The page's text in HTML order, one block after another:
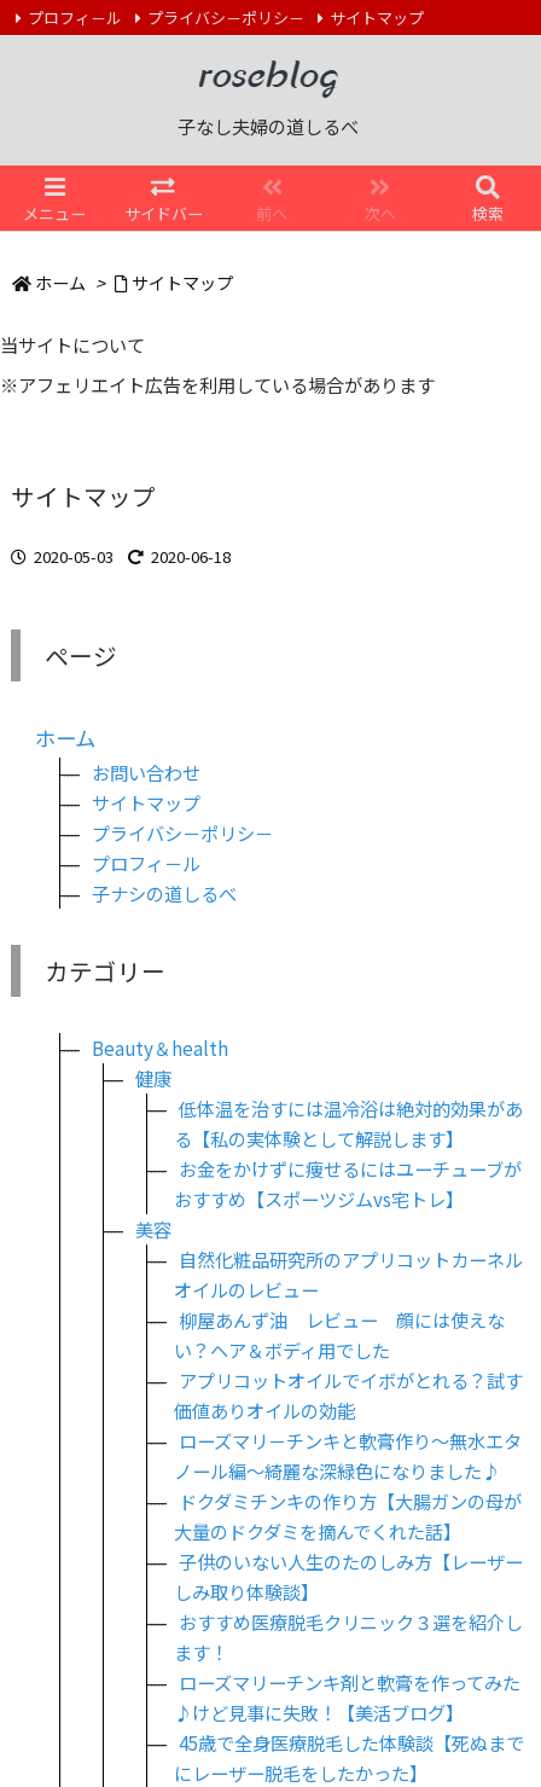
子なし夫婦の道しるべ
メニュー サイドバー 前へ 次へ 検索
プロフィ－ル プライバシ－ポリシ－
サイトマップ
ホーム > サイトマップ
当サイトについて
※アフェリエイト広告を利用している場合があります
サイトマップ
2020-05-03 2020-06-18
ページ
ホーム
お問い合わせ
サイトマップ
プライバシ－ポリシ－
プロフィ－ル
子ナシの道しるべ
カテゴリー
Beauty＆health
健康
低体温を治すには温冷浴は絶対的効果があ
る【私の実体験として解説します】
お金をかけずに痩せるにはユーチューブが
おすすめ【スポーツジムvs宅トレ】
美容
自然化粧品研究所のアプリコットカーネル
オイルのレビュー
柳屋あんず油 レビュー 顔には使えな
い？ヘア＆ボディ用でした
アプリコットオイルでイボがとれる？試す
価値ありオイルの効能
ローズマリ－チンキと軟膏作り～無水エタ
ノール編～綺麗な深緑色になりました♪
ドクダミチンキの作り方【大腸ガンの母が
大量のドクダミを摘んでくれた話】
子供のいない人生のたのしみ方【レーザー
しみ取り体験談】
おすすめ医療脱毛クリニック３選を紹介し
ます！
ローズマリーチンキ剤と軟膏を作ってみた
♪けど見事に失敗！【美活ブログ】
45歳で全身医療脱毛した体験談【死ぬまで
にレーザー脱毛をしたかった】